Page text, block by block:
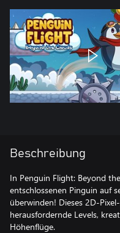
Beschreibung
In Penguin Flight: Beyond
entschlossenen Pinguin auf
überwinden! Dieses 2D-
herausfordernde Levels,
Höhenflüge.